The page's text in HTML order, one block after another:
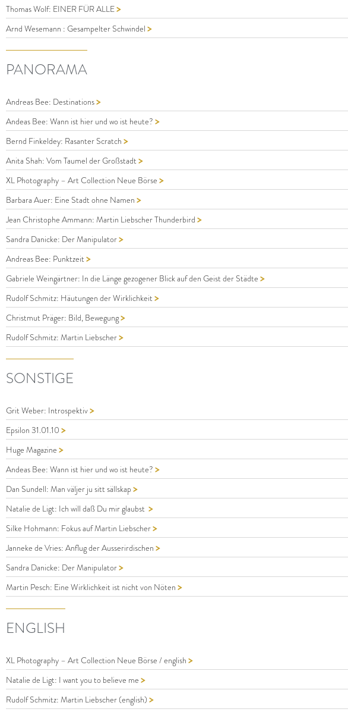
Thomas Wolf: EINER FÜR ALLE>
Arnd Wesemann : Gesampelter Schwindel >
PANORAMA
Andreas Bee: Destinations>
Andeas Bee: Wann ist hier und wo ist heute? >
Bernd Finkeldey: Rasanter Scratch >
Anita Shah: Vom Taumel der Großstadt >
XL Photography – Art Collection Neue Börse >
Barbara Auer: Eine Stadt ohne Namen >
Jean Christophe Ammann: Martin Liebscher Thunderbird >
Sandra Danicke: Der Manipulator>
Andreas Bee: Punktzeit >
Gabriele Weingärtner: In die Länge gezogener Blick auf den Geist der Städte >
Rudolf Schmitz: Häutungen der Wirklichkeit >
Christmut Präger: Bild, Bewegung>
Rudolf Schmitz: Martin Liebscher>
SONSTIGE
Grit Weber: Introspektiv>
Epsilon 31.01.10 >
Huge Magazine >
Andeas Bee: Wann ist hier und wo ist heute? >
Dan Sundell: Man väljer ju sitt sällskap >
Natalie de Ligt: Ich will daß Du mir glaubst >
Silke Hohmann: Fokus auf Martin Liebscher>
Janneke de Vries: Anflug der Ausserirdischen >
Sandra Danicke: Der Manipulator>
Martin Pesch: Eine Wirklichkeit ist nicht von Nöten >
ENGLISH
XL Photography – Art Collection Neue Börse / english >
Natalie de Ligt: I want you to believe me >
Rudolf Schmitz: Martin Liebscher (english) >